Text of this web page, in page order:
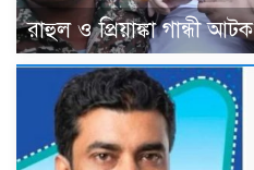
রাহুল ও প্রিয়াঙ্কা গান্ধী আটক